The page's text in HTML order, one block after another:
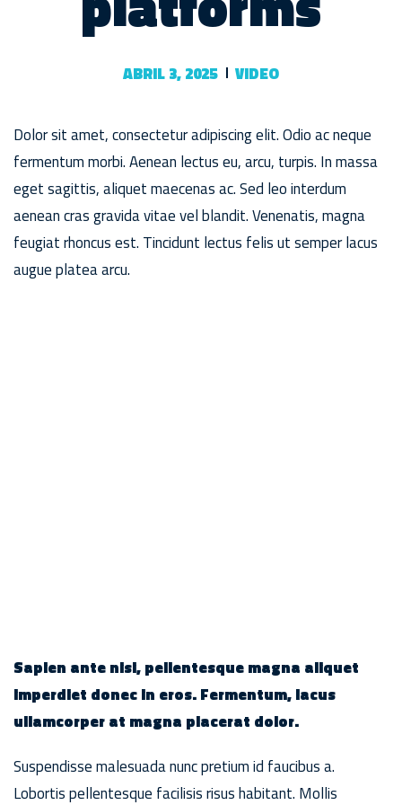
ABRIL 3, 2025 VIDEO
Dolor sit amet, consectetur adipiscing elit. Odio ac neque
fermentum morbi. Aenean lectus eu, arcu, turpis. In massa
eget sagittis, aliquet maecenas ac. Sed leo interdum
aenean cras gravida vitae vel blandit. Venenatis, magna
feugiat rhoncus est. Tincidunt lectus felis ut semper lacus
augue platea arcu.
Sapien ante nisi, pellentesque magna aliquet
imperdiet donec in eros. Fermentum, lacus
ullamcorper at magna placerat dolor.
Suspendisse malesuada nunc pretium id faucibus a.
Lobortis pellentesque facilisis risus habitant. Mollis